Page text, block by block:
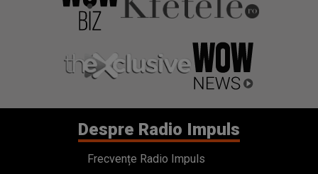
Despre Radio Impuls
Frecvențe Radio Impuls